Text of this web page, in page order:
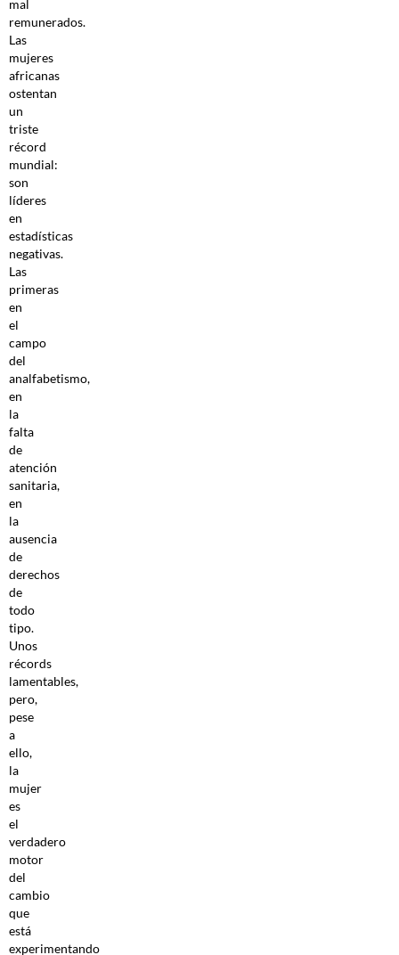
mal
remunerados.
Las
mujeres
africanas
ostentan
un
triste
récord
mundial:
son
líderes
en
estadísticas
negativas.
Las
primeras
en
el
campo
del
analfabetismo,
en
la
falta
de
atención
sanitaria,
en
la
ausencia
de
derechos
de
todo
tipo.
Unos
récords
lamentables,
pero,
pese
a
ello,
la
mujer
es
el
verdadero
motor
del
cambio
que
está
experimentando